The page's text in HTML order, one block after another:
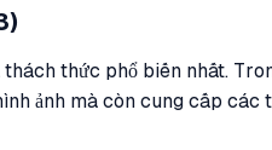
thức phổ biến nhất.
ảnh mà còn cung cấp